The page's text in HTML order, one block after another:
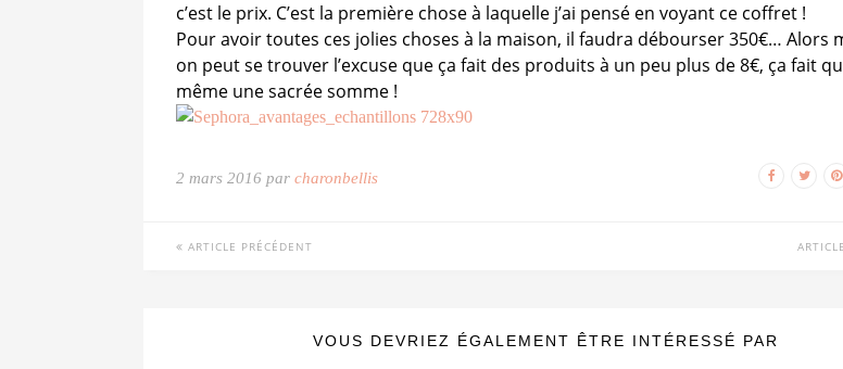
c’est le prix. C’est la première chose à laquelle j’ai pensé en voyant ce coffret !
Pour avoir toutes ces jolies choses à la maison, il faudra débourser 350€… Alors
on peut se trouver l’excuse que ça fait des produits à un peu plus de 8€, ça fait
même une sacrée somme !
2 mars 2016 par charonbellis
ARTICLE PRÉCÉDENT
VOUS DEVRIEZ ÉGALEMENT ÊTRE INTÉRESSÉ PAR